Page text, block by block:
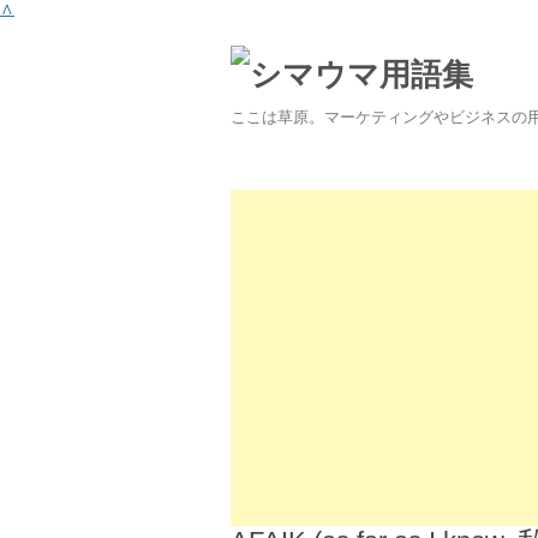
∧
ここは草原。マーケティングやビジネスの